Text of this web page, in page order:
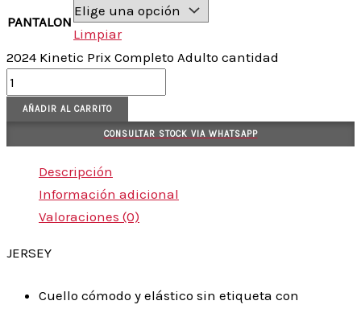
PANTALON
Limpiar
2024 Kinetic Prix Completo Adulto cantidad
AÑADIR AL CARRITO
CONSULTAR STOCK VIA WHATSAPP
Descripción
Información adicional
Valoraciones (0)
JERSEY
Cuello cómodo y elástico sin etiqueta con